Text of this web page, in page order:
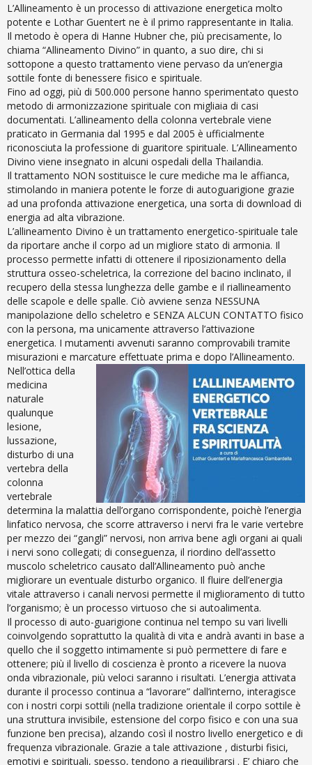
L’Allineamento è un processo di attivazione energetica molto
potente e Lothar Guentert ne è il primo rappresentante in Italia.
Il metodo è opera di Hanne Hubner che, più precisamente, lo
chiama “Allineamento Divino” in quanto, a suo dire, chi si
sottopone a questo trattamento viene pervaso da un’energia
sottile fonte di benessere fisico e spirituale.
Fino ad oggi, più di 500.000 persone hanno sperimentato questo
metodo di armonizzazione spirituale con migliaia di casi
documentati. L’allineamento della colonna vertebrale viene
praticato in Germania dal 1995 e dal 2005 è ufficialmente
riconosciuta la professione di guaritore spirituale. L’Allineamento
Divino viene insegnato in alcuni ospedali della Thailandia.
Il trattamento NON sostituisce le cure mediche ma le affianca,
stimolando in maniera potente le forze di autoguarigione grazie
ad una profonda attivazione energetica, una sorta di download di
energia ad alta vibrazione.
L’allineamento Divino è un trattamento energetico-spirituale tale
da riportare anche il corpo ad un migliore stato di armonia. Il
processo permette infatti di ottenere il riposizionamento della
struttura osseo-scheletrica, la correzione del bacino inclinato, il
recupero della stessa lunghezza delle gambe e il riallineamento
delle scapole e delle spalle. Ciò avviene senza NESSUNA
manipolazione dello scheletro e SENZA ALCUN CONTATTO fisico
con la persona, ma unicamente attraverso l’attivazione
energetica. I mutamenti avvenuti saranno comprovabili tramite
misurazioni e marcature effettuate prima e dopo l’Allineamento.
Nell’ottica della
medicina
naturale
qualunque
lesione,
lussazione,
disturbo di una
vertebra della
colonna
vertebrale
determina la malattia dell’organo corrispondente, poichè l’energia
linfatico nervosa, che scorre attraverso i nervi fra le varie vertebre
per mezzo dei “gangli” nervosi, non arriva bene agli organi ai quali
i nervi sono collegati; di conseguenza, il riordino dell’assetto
muscolo scheletrico causato dall’Allineamento può anche
migliorare un eventuale disturbo organico. Il fluire dell’energia
vitale attraverso i canali nervosi permette il miglioramento di tutto
l’organismo; è un processo virtuoso che si autoalimenta.
Il processo di auto-guarigione continua nel tempo su vari livelli
coinvolgendo soprattutto la qualità di vita e andrà avanti in base a
quello che il soggetto intimamente si può permettere di fare e
ottenere; più il livello di coscienza è pronto a ricevere la nuova
onda vibrazionale, più veloci saranno i risultati. L’energia attivata
durante il processo continua a “lavorare” dall’interno, interagisce
con i nostri corpi sottili (nella tradizione orientale il corpo sottile è
una struttura invisibile, estensione del corpo fisico e con una sua
funzione ben precisa), alzando così il nostro livello energetico e di
frequenza vibrazionale. Grazie a tale attivazione , disturbi fisici,
emotivi e spirituali, spesso, tendono a riequilibrarsi . E’ chiaro che